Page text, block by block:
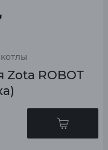
Zota ROBOT